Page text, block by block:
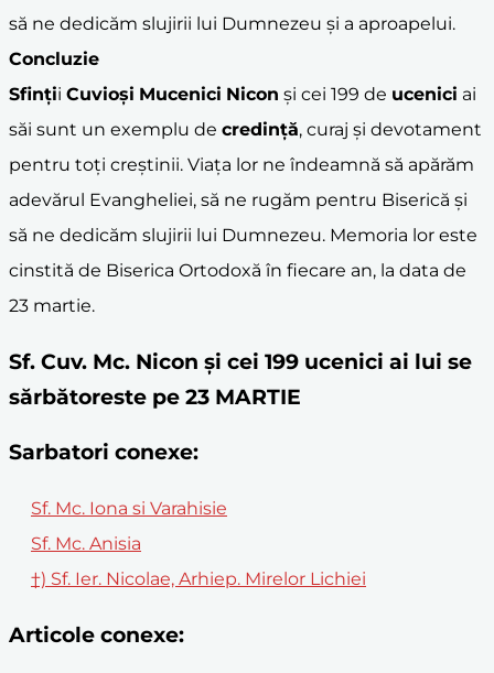
să ne dedicăm slujirii lui Dumnezeu și a aproapelui.
Concluzie
Sfinții Cuvioși Mucenici Nicon și cei 199 de ucenici ai
săi sunt un exemplu de credință, curaj și devotament
pentru toți creștinii. Viața lor ne îndeamnă să apărăm
adevărul Evangheliei, să ne rugăm pentru Biserică și
să ne dedicăm slujirii lui Dumnezeu. Memoria lor este
cinstită de Biserica Ortodoxă în fiecare an, la data de
23 martie.
Sf. Cuv. Mc. Nicon și cei 199 ucenici ai lui se
sărbătoreste pe 23 MARTIE
Sarbatori conexe:
Sf. Mc. Iona si Varahisie
Sf. Mc. Anisia
†) Sf. Ier. Nicolae, Arhiep. Mirelor Lichiei
Articole conexe: